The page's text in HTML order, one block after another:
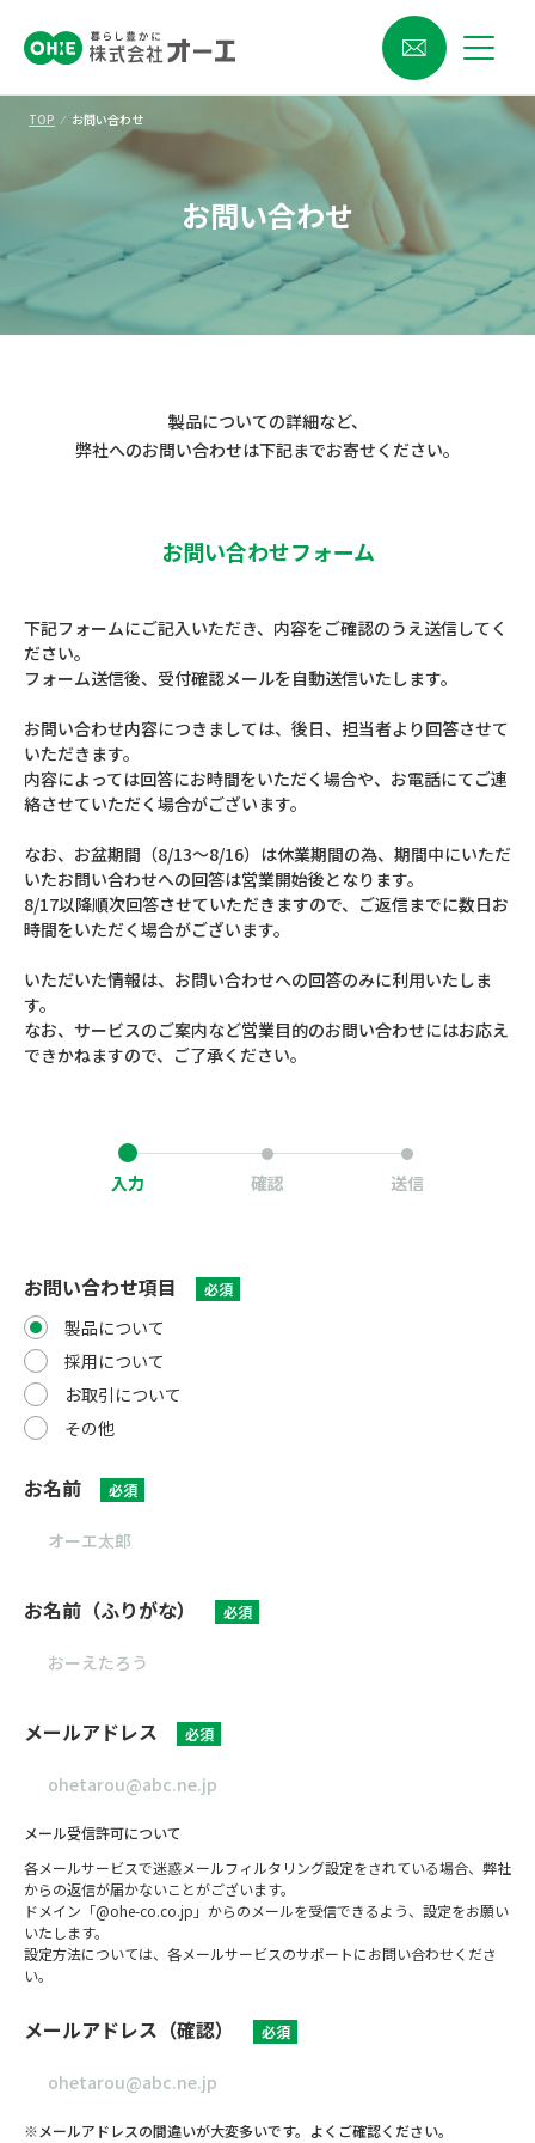
TOP ⁄ お問い合わせ
お問い合わせ
製品についての詳細など、
弊社へのお問い合わせは下記までお寄せください。
お問い合わせフォーム
下記フォームにご記入いただき、内容をご確認のうえ送信してく
ださい。
フォーム送信後、受付確認メールを自動送信いたします。
お問い合わせ内容につきましては、後日、担当者より回答させて
いただきます。
内容によっては回答にお時間をいただく場合や、お電話にてご連
絡させていただく場合がございます。
なお、お盆期間（8/13～8/16）は休業期間の為、期間中にいただ
いたお問い合わせへの回答は営業開始後となります。
8/17以降順次回答させていただきますので、ご返信までに数日お
時間をいただく場合がございます。
いただいた情報は、お問い合わせへの回答のみに利用いたしま
す。
なお、サービスのご案内など営業目的のお問い合わせにはお応え
できかねますので、ご了承ください。
入力 確認 送信
お問い合わせ項目 必須
製品について
採用について
お取引について
その他
お名前 必須
お名前（ふりがな） 必須
メールアドレス 必須
メール受信許可について
各メールサービスで迷惑メールフィルタリング設定をされている場合、弊社
からの返信が届かないことがございます。
ドメイン「@ohe-co.co.jp」からのメールを受信できるよう、設定をお願い
いたします。
設定方法については、各メールサービスのサポートにお問い合わせくださ
い。
メールアドレス（確認） 必須
※メールアドレスの間違いが大変多いです。よくご確認ください。